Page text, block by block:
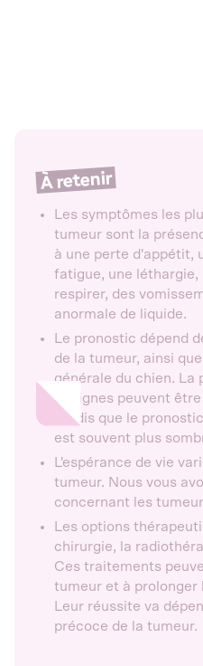
À retenir
Les symptômes les
tumeur sont la
à une perte d'appétit,
fatigue, une
respirer, des
anormale de liquide.
Le pronostic dépend
de la tumeur, ainsi
générale du chien. La
bénignes peuvent
tandis que le
est souvent plus
L'espérance de vie
tumeur. Nous vous
concernant les
Les options
chirurgie, la
Ces traitements
tumeur et à prolonger
Leur réussite va
précoce de la tumeur.